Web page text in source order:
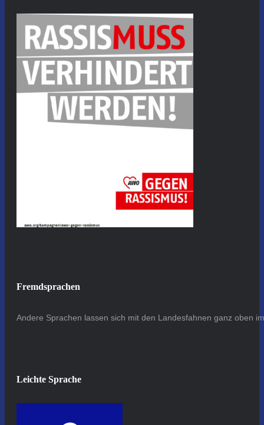
Fremdsprachen
Andere Sprachen lassen sich mit den Landesfahnen ganz oben
Leichte Sprache